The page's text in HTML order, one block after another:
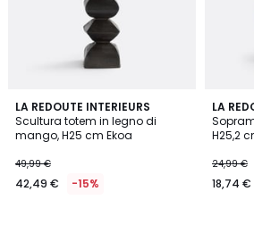
LA REDOUTE INTERIEURS
Scultura totem in legno di
mango, H25 cm Ekoa
49,99 €
42,49 € -15%
LA
H25,2
24,99 €
18,74 €
3,8
/ 5